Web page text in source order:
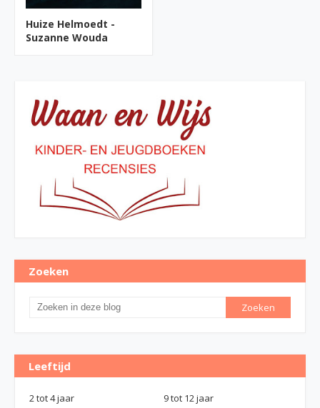
Huize Helmoedt -
Suzanne Wouda
Zoeken
Leeftijd
2 tot 4 jaar
9 tot 12 jaar